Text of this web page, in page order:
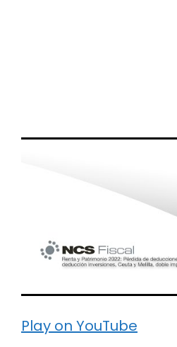
Play on YouTube